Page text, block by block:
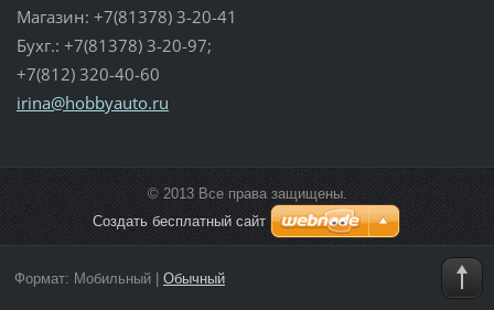
Магазин: +7(81378) 3-20-41
Бухг.: +7(81378) 3-20-97;
+7(812) 320-40-60
irina@hobbyauto.ru
© 2013 Все права защищены.
Создать бесплатный сайт
Формат: Мобильный| Обычный